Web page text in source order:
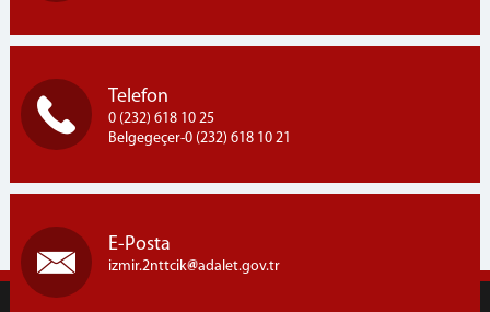
Telefon
0 (232) 618 10 25
Belgegeçer-0 (232) 618 10 21
E-Posta
izmir.2nttcik adalet.gov.tr